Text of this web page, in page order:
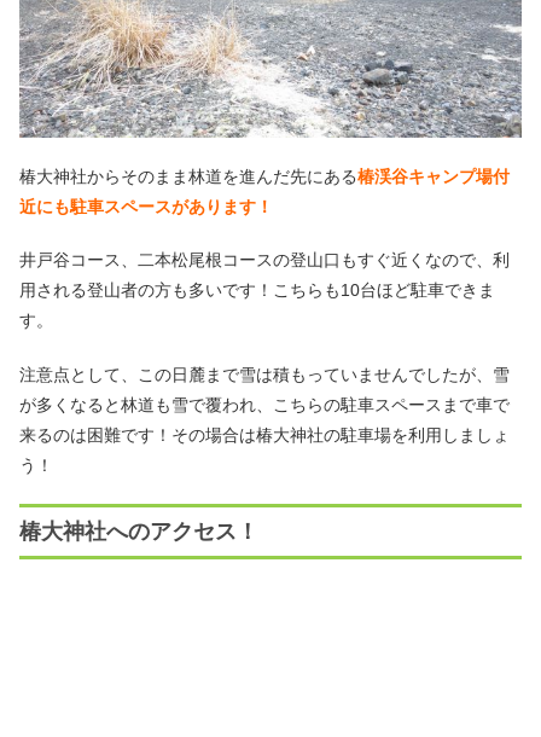
椿大神社からそのまま林道を進んだ先にある椿渓谷キャンプ場付
近にも駐車スペースがあります！
井戸谷コース、二本松尾根コースの登山口もすぐ近くなので、利
用される登山者の方も多いです！こちらも10台ほど駐車できま
す。
注意点として、この日麓まで雪は積もっていませんでしたが、雪
が多くなると林道も雪で覆われ、こちらの駐車スペースまで車で
来るのは困難です！その場合は椿大神社の駐車場を利用しましょ
う！
椿大神社へのアクセス！